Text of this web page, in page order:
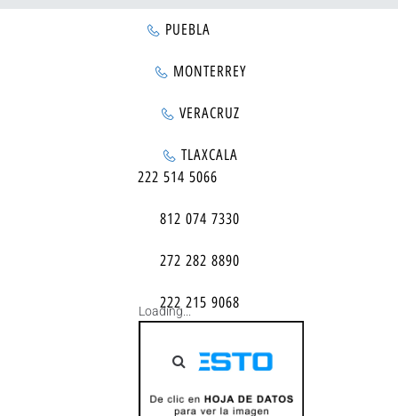
PUEBLA
MONTERREY
VERACRUZ
TLAXCALA
222 514 5066
812 074 7330
272 282 8890
222 215 9068
Loading...